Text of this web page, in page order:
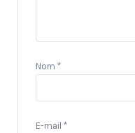
Nom *
E-mail *